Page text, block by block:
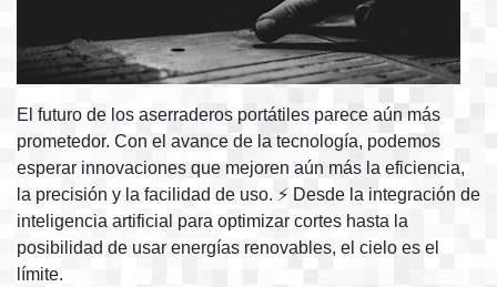
El futuro de los aserraderos portátiles parece aún más
prometedor. Con el avance de la tecnología, podemos
esperar innovaciones que mejoren aún más la eficiencia,
la precisión y la facilidad de uso. ⚡ Desde la integración de
inteligencia artificial para optimizar cortes hasta la
posibilidad de usar energías renovables, el cielo es el
límite.